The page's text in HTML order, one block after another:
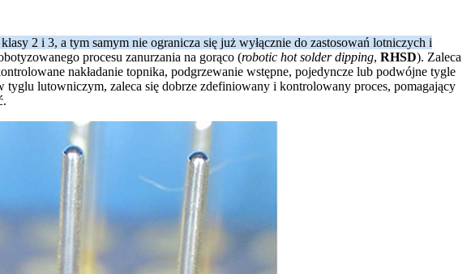
2 i 3, a tym samym nie ogranicza się już wyłącznie do zastosowań lotniczych i
procesu zanurzania na gorąco (robotic hot solder dipping, RHSD). Zaleca
nakładanie topnika, podgrzewanie wstępne, pojedyncze lub podwójne tygle
tyglu lutowniczym, zaleca się dobrze zdefiniowany i kontrolowany proces, pomagający